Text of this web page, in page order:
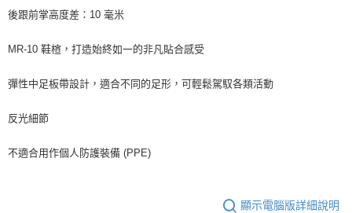
後跟前掌高度差：10 毫米
MR-10 鞋楦，打造始終如一的非凡貼合感受
彈性中足板帶設計，適合不同的足形，可輕鬆駕馭各類活動
反光細節
不適合用作個人防護裝備 (PPE)
顯示電腦版詳細說明